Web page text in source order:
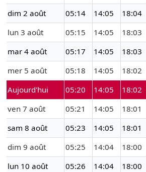
dim 2 août
05:14 14:05 18:04
lun 3 août
05:15 14:05 18:03
mar 4 août
05:17 14:05 18:03
mer 5 août
05:18 14:05 18:02
Aujourd'hui
05:20 14:05 18:02
ven 7 août
05:21 14:05 18:01
sam 8 août
05:23 14:05 18:01
dim 9 août
05:25 14:04 18:00
lun 10 août
05:26 14:04 18:00